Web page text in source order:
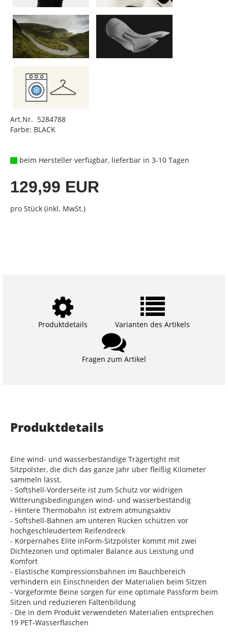
Art.Nr. 5284788
Farbe: BLACK
beim Hersteller verfügbar, lieferbar in 3-10 Tagen
129,99 EUR
pro Stück (inkl. MwSt.)
Produktdetails Varianten des Artikels
Fragen zum Artikel
Produktdetails
Eine wind- und wasserbeständige Trägertight mit
Sitzpolster, die dich das ganze Jahr über fleißig Kilometer
sammeln lässt.
- Softshell-Vorderseite ist zum Schutz vor widrigen
Witterungsbedingungen wind- und wasserbeständig
- Hintere Thermobahn ist extrem atmungsaktiv
- Softshell-Bahnen am unteren Rücken schützen vor
hochgeschleudertem Reifendreck
- Körpernahes Elite inForm-Sitzpolster kommt mit zwei
Dichtezonen und optimaler Balance aus Leistung und
Komfort
- Elastische Kompressionsbahnen im Bauchbereich
verhindern ein Einschneiden der Materialien beim Sitzen
- Vorgeformte Beine sorgen für eine optimale Passform beim
Sitzen und reduzieren Faltenbildung
- Die in dem Produkt verwendeten Materialien entsprechen
19 PET-Wasserflaschen